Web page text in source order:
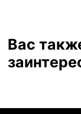
Вас